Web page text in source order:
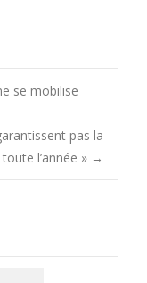
se mobilise
pas la
l’année » →